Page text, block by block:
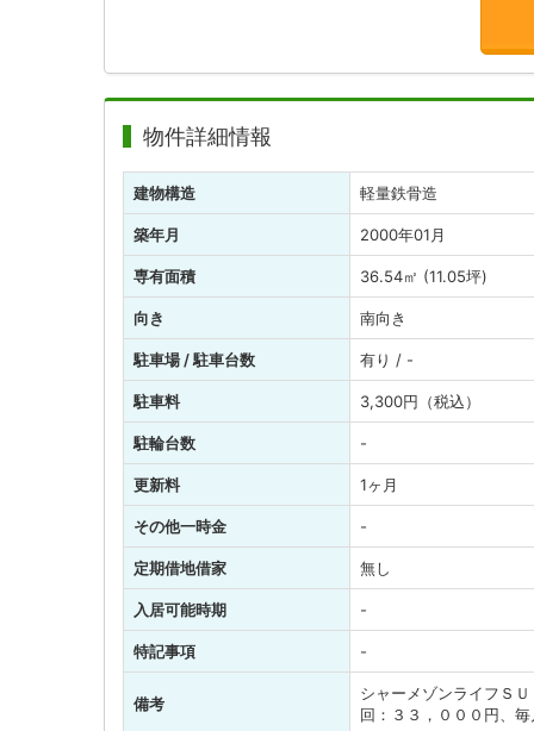
物件詳細情報
建物構造 軽量鉄骨造
築年月 2000年01月
専有面積 36.54㎡ (11.05坪)
向き 南向き
駐車場 / 駐車台数 有り / -
駐車料 3,300円（税込）
駐輪台数 -
更新料 1ヶ月
その他一時金 -
定期借地借家 無し
入居可能時期 -
特記事項 -
備考
シャーメゾンライフＳ
回：３３，０００円、